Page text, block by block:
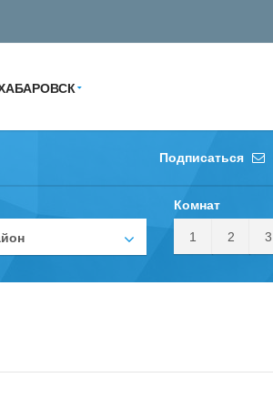
Подписаться
Комнат
1 2 3